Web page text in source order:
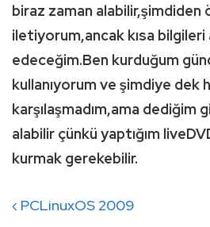
biraz zaman alabilir,şimdiden
iletiyorum,ancak kısa
edeceğim.Ben kurduğum
kullanıyorum ve şimdiye dek
karşılaşmadım,ama dediğim
alabilir çünkü yaptığım
kurmak gerekebilir.
Yazı
Previous
‹ PCLinuxOS 2009